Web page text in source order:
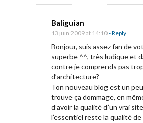
a
r
r
ê
t
e
p
e
n
Baliguian
13 juin 2009 at 14:10- Reply
Bonjour, suis assez fan de
superbe ^^, très ludique et
contre je comprends pas
d’architecture?
Ton nouveau blog est un
trouve ça dommage, en
d’avoir la qualité d’un vrai
l’essentiel reste la qualité